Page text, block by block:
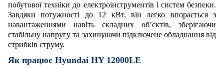
побутової техніки до електроінструментів і систем безпеки.
Завдяки потужності до 12 кВт, він легко впорається з
навантаженнями навіть складних об’єктів, зберігаючи
стабільну напругу та захищаючи підключене обладнання від
стрибків струму.
Як працює Hyundai HY 12000LE